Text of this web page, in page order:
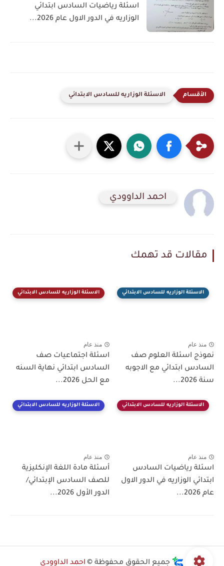
اسئلة رياضيات السادس ابتدائي
الوزاريه في الدور الاول عام 2026...
الاسئلة الوزاريه للسادس الابتدائي
احمد الداوودي
مقالات قد تهمك
الاسئلة الوزاريه للسادس الابتدائي
منذ عام
نموذج اسئلة العلوم صف
السادس ابتدائي مع الاجوبه
سنة 2026...
الاسئلة الوزاريه للسادس الابتدائي
منذ عام
اسئلة اجتماعيات صف
السادس ابتدائي نهاية السنه
مع الحل 2026...
الاسئلة الوزاريه للسادس الابتدائي
منذ عام
اسئلة رياضيات السادس
ابتدائي الوزاريه في الدور الاول
عام 2026...
الاسئلة الوزاريه للسادس الابتدائي
منذ عام
أسئلة مادة اللغة الإنكليزية
للصف السادس الإبتدائي/
الدور الأول 2026...
جميع الحقوق محفوظة © احمد الداوودي